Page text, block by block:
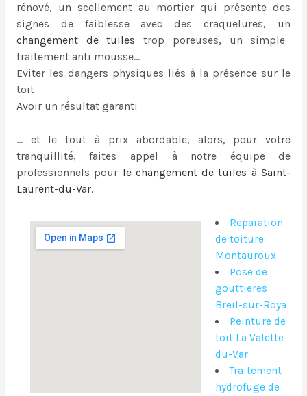
rénové, un scellement au mortier qui présente des
signes de faiblesse avec des craquelures, un
changement de tuiles trop poreuses, un simple
traitement anti mousse…
Eviter les dangers physiques liés à la présence sur le
toit
Avoir un résultat garanti
… et le tout à prix abordable, alors, pour votre
tranquillité, faites appel à notre équipe de
professionnels pour le changement de tuiles à Saint-
Laurent-du-Var.
Reparation
de toiture
Montauroux
Pose de
gouttieres
Breil-sur-Roya
Peinture de
toit La Valette-
du-Var
Traitement
hydrofuge de